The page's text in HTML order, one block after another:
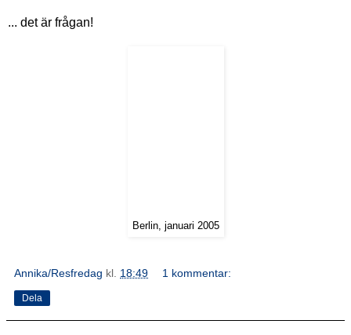
... det är frågan!
Berlin, januari 2005
Annika/Resfredag kl. 18:49 1 kommentar:
Dela